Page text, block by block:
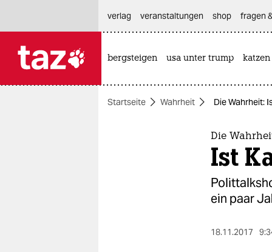
themen
verlag
veranstaltungen shop fragen
bergsteigen usa unter trump katzen
Startseite Wahrheit Die Wahrheit:
Die
Ist
ein paar
18.11.2017